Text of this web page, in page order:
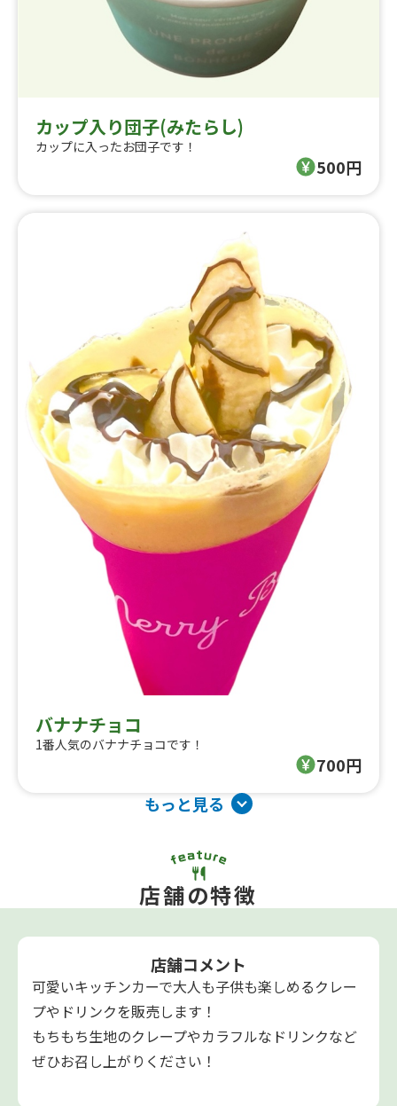
カップ入り団子(みたらし)
カップに入ったお団子です！
500円
バナナチョコ
1番人気のバナナチョコです！
700円
もっと見る
店舗の特徴
店舗コメント
可愛いキッチンカーで大人も子供も楽しめるクレー
プやドリンクを販売します！
もちもち生地のクレープやカラフルなドリンクなど
ぜひお召し上がりください！